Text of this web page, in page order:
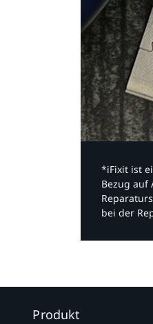
*iFixit ist
Bezug auf
bei der
Produkt